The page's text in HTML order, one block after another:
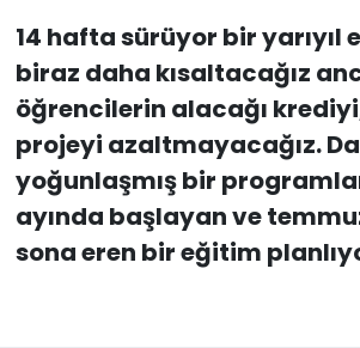
14 hafta sürüyor bir yarıyıl
biraz daha kısaltacağız
öğrencilerin alacağı
projeyi azaltmayacağız.
yoğunlaşmış bir
ayında başlayan ve
sona eren bir eğitim